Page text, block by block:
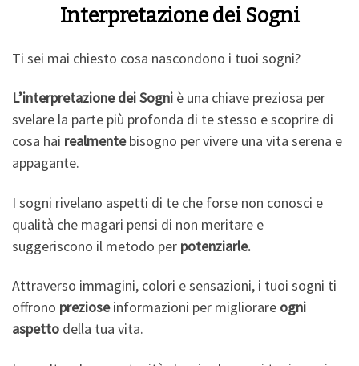
Interpretazione dei Sogni
Ti sei mai chiesto cosa nascondono i tuoi sogni?
L’interpretazione dei Sogni è una chiave preziosa per
svelare la parte più profonda di te stesso e scoprire di
cosa hai realmentebisogno per vivere una vita serena e
appagante.
I sogni rivelano aspetti di te che forse non conosci e
qualità che magari pensi di non meritare e
suggeriscono il metodo per potenziarle.
Attraverso immagini, colori e sensazioni, i tuoi sogni ti
offrono prezioseinformazioni per migliorare ogni
aspetto della tua vita.